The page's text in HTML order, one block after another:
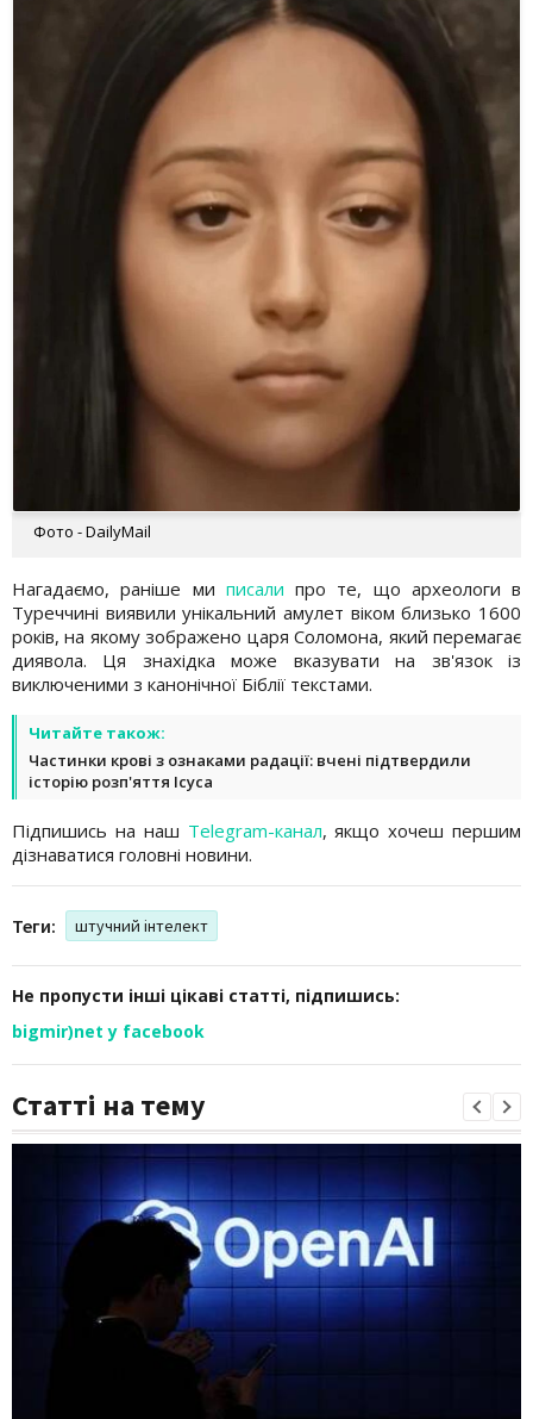
Фото - DailyMail
Нагадаємо, раніше ми писали про те, що археологи в
Туреччині виявили унікальний амулет віком близько 1600
років, на якому зображено царя Соломона, який перемагає
диявола. Ця знахідка може вказувати на зв'язок із
виключеними з канонічної Біблії текстами.
Читайте також:
Частинки крові з ознаками радації: вчені підтвердили
історію розп'яття Ісуса
Підпишись на наш Telegram-канал, якщо хочеш першим
дізнаватися головні новини.
Теги: штучний інтелект
Не пропусти інші цікаві статті, підпишись:
bigmir)net у facebook
Статті на тему